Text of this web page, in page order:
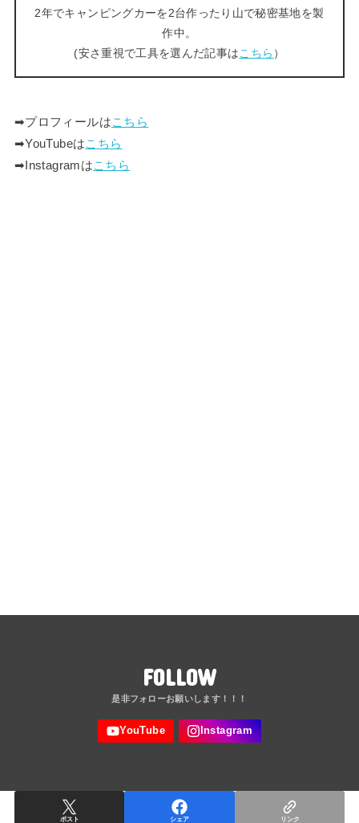
2年でキャンピングカーを2台作ったり山で秘密基地を製
作中。
(安さ重視で工具を選んだ記事はこちら ）
➡︎プロフィールはこちら
➡︎YouTubeはこちら
➡︎Instagramはこちら
FOLLOW
ポスト シェア リンク